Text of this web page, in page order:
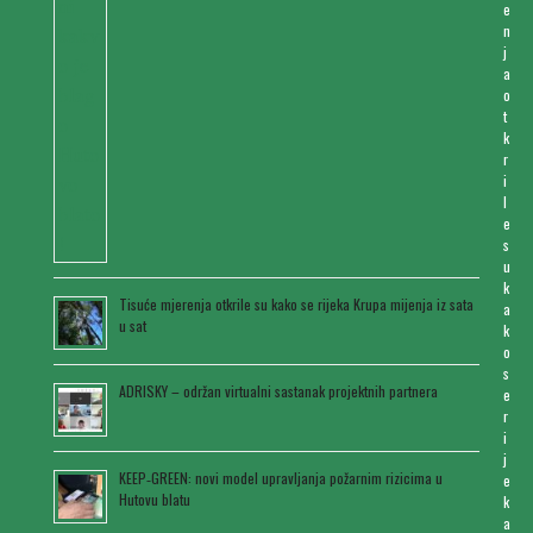
Tisuće mjerenja otkrile su kako se rijeka Krupa mijenja iz sata
u sat
ADRISKY – održan virtualni sastanak projektnih partnera
KEEP‑GREEN: novi model upravljanja požarnim rizicima u
Hutovu blatu
e
n
j
a
o
t
k
r
i
l
e
s
u
k
a
k
o
s
e
r
i
j
e
k
a